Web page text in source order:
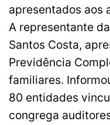
apresentados aos
A representante
Santos Costa,
Previdência
familiares.
80 entidades
congrega